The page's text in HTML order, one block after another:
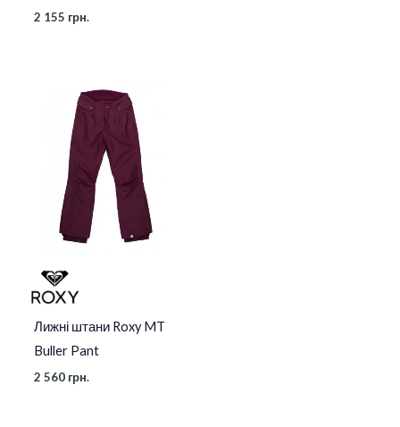
2 155 грн.
Лижні штани Roxy MT
Buller Pant
2 560 грн.